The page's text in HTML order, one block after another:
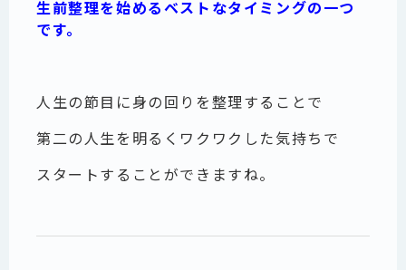
生前整理を始めるベストなタイミングの一つ
です。
人生の節目に身の回りを整理することで
第二の人生を明るくワクワクした気持ちで
スタートすることができますね。